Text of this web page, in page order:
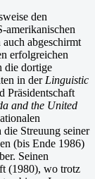
den
amerikanischen
auch abgeschirmt
erfolgreichen
die dortige
in der Linguistic
Präsidentschaft
and the United
Streuung seiner
(bis Ende 1986)
Seinen
(1980), wo trotz